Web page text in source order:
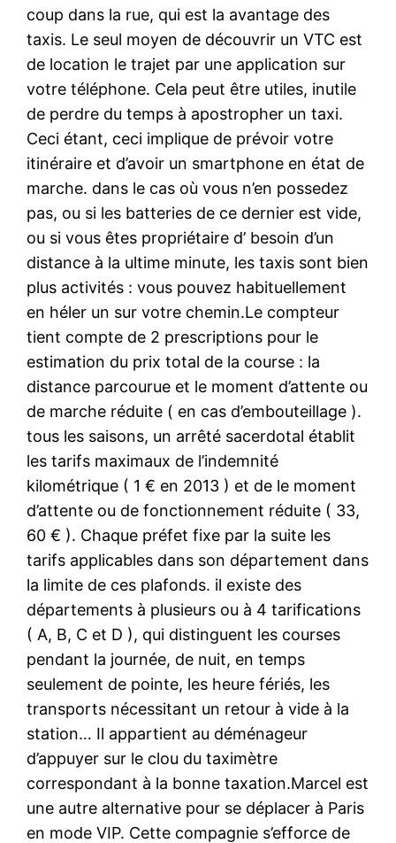
coup dans la rue, qui est la avantage des
taxis. Le seul moyen de découvrir un VTC est
de location le trajet par une application sur
votre téléphone. Cela peut être utiles, inutile
de perdre du temps à apostropher un taxi.
Ceci étant, ceci implique de prévoir votre
itinéraire et d’avoir un smartphone en état de
marche. dans le cas où vous n’en possedez
pas, ou si les batteries de ce dernier est vide,
ou si vous êtes propriétaire d’ besoin d’un
distance à la ultime minute, les taxis sont bien
plus activités : vous pouvez habituellement
en héler un sur votre chemin.Le compteur
tient compte de 2 prescriptions pour le
estimation du prix total de la course : la
distance parcourue et le moment d’attente ou
de marche réduite ( en cas d’embouteillage ).
tous les saisons, un arrêté sacerdotal établit
les tarifs maximaux de l’indemnité
kilométrique ( 1 € en 2013 ) et de le moment
d’attente ou de fonctionnement réduite ( 33,
60 € ). Chaque préfet fixe par la suite les
tarifs applicables dans son département dans
la limite de ces plafonds. il existe des
départements à plusieurs ou à 4 tarifications
( A, B, C et D ), qui distinguent les courses
pendant la journée, de nuit, en temps
seulement de pointe, les heure fériés, les
transports nécessitant un retour à vide à la
station… Il appartient au déménageur
d’appuyer sur le clou du taximètre
correspondant à la bonne taxation.Marcel est
une autre alternative pour se déplacer à Paris
en mode VIP. Cette compagnie s’efforce de